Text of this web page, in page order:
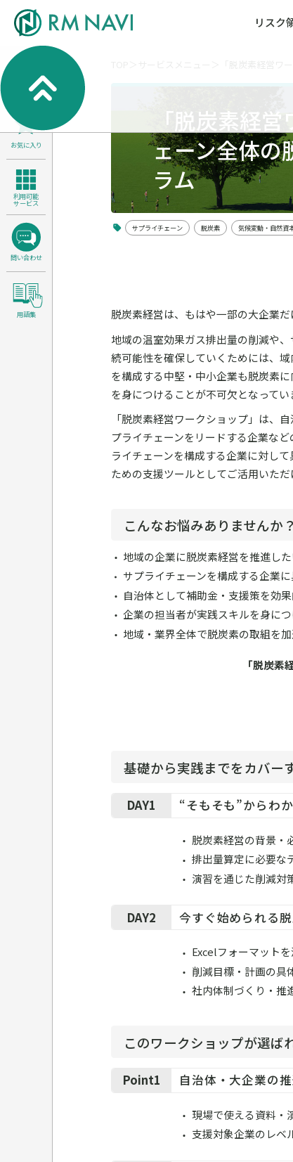
リスク
サステナビリティ経営支援
医療／介護／障害福祉／子ど
製品安全・食品安全
検索
お気に入り
利用可能
サービス
問い合わせ
用語集
「脱炭素経
ェーン全体の
ラム
サプライチェーン 脱炭素 気候変動・自然資
脱炭素経営は、もはや一部の大企業だ
地域の温室効果ガス排出量の削減や
続可能性を確保していくためには、
を構成する中堅・中小企業も脱炭素に
を身につけることが不可欠となってい
「脱炭素経営ワークショップ」は、
プライチェーンをリードする企業な
ライチェーンを構成する企業に対し
ための支援ツールとしてご活用いただ
こんなお悩みありませんか？
地域の企業に脱炭素経営を推進し
サプライチェーンを構成する企業
自治体として補助金・支援策を効
企業の担当者が実践スキルを身に
地域・業界全体で脱炭素の取組を
「脱炭素
基礎から実践までをカバー
DAY1 “そもそも”からわ
脱炭素経営の背景・
排出量算定に必要な
演習を通じた削減対
DAY2 今すぐ始められる
Excelフォーマット
削減目標・計画の具
社内体制づくり・推
このワークショップが選ば
Point1 自治体・大企業の
現場で使える資料・
支援対象企業のレベ